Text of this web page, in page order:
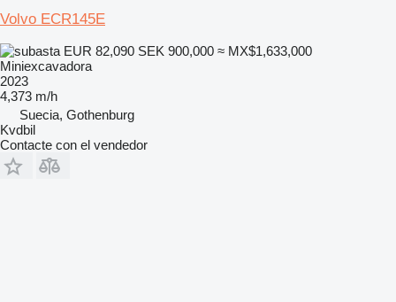
Volvo ECR145E
EUR 82,090 SEK 900,000 ≈ MX$1,633,000
Miniexcavadora
2023
4,373 m/h
Suecia, Gothenburg
Kvdbil
Contacte con el vendedor